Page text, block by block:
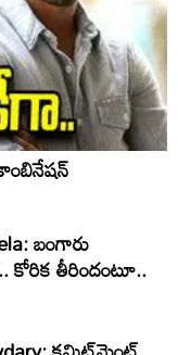
బంగారు
కోరిక తీరిందంటూ..